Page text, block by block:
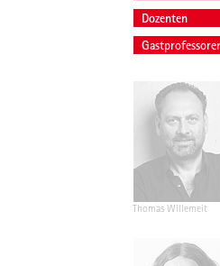
Dozenten
Thomas Willemeit